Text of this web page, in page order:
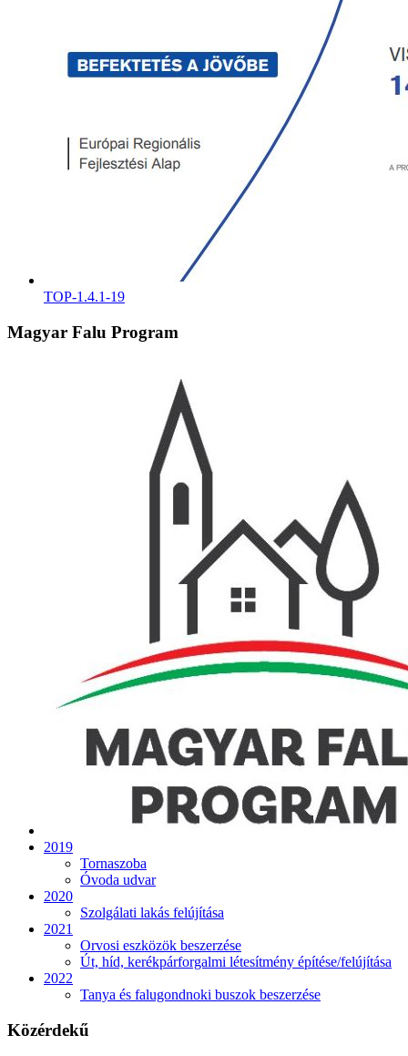
TOP-1.4.1-19
Magyar Falu Program
2019
Tornaszoba
Óvoda udvar
2020
Szolgálati lakás felújítása
2021
Orvosi eszközök beszerzése
Út, híd, kerékpárforgalmi létesítmény építése/felújítása
2022
Tanya és falugondnoki buszok beszerzése
Közérdekű